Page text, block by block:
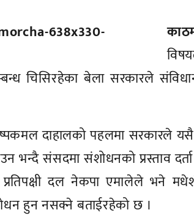
चिसिरहेका बेला सरकारले
पुुष्पकमल दाहालको पहलमा सरकारले
भन्दै संसदमा संशोधनको प्रस्ताव
दल नेकपा एमालेले भने
हुन नसक्ने बताईरहेको छ ।